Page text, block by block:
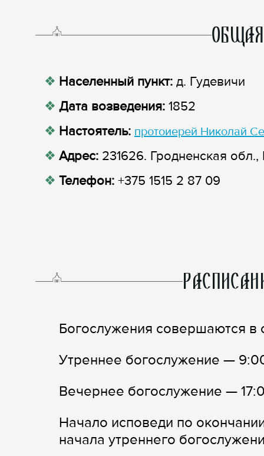
Населенный пункт: д. Гудевичи
Дата возведения: 1852
Настоятель: протоиерей Николай
Адрес: 231626. Гродненская
Телефон: +375 1515 2 87 09
Богослужения совершаются в
Утреннее богослужение —
Вечернее богослужение —
Начало исповеди по
начала утреннего